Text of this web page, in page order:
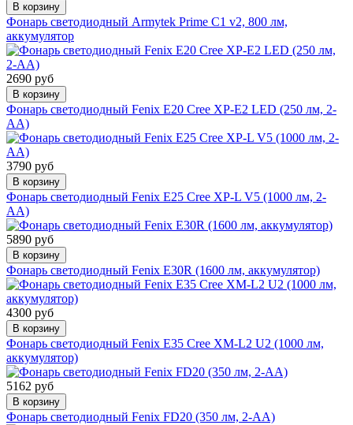
В корзину
Фонарь светодиодный Armytek Prime C1 v2, 800 лм,
аккумулятор
2690 руб
В корзину
Фонарь светодиодный Fenix E20 Cree XP-E2 LED (250 лм, 2-
АА)
3790 руб
В корзину
Фонарь светодиодный Fenix E25 Cree XP-L V5 (1000 лм, 2-
АА)
5890 руб
В корзину
Фонарь светодиодный Fenix E30R (1600 лм, аккумулятор)
4300 руб
В корзину
Фонарь светодиодный Fenix E35 Cree XM-L2 U2 (1000 лм,
аккумулятор)
5162 руб
В корзину
Фонарь светодиодный Fenix FD20 (350 лм, 2-АА)